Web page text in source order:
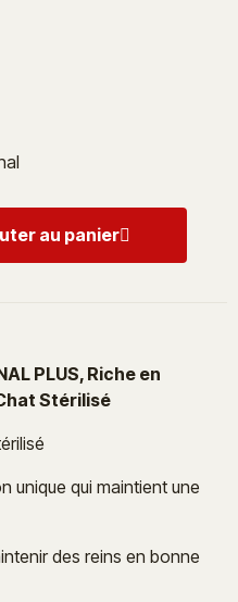
au panier
PLUS, Riche en
Stérilisé
unique qui maintient une
des reins en bonne